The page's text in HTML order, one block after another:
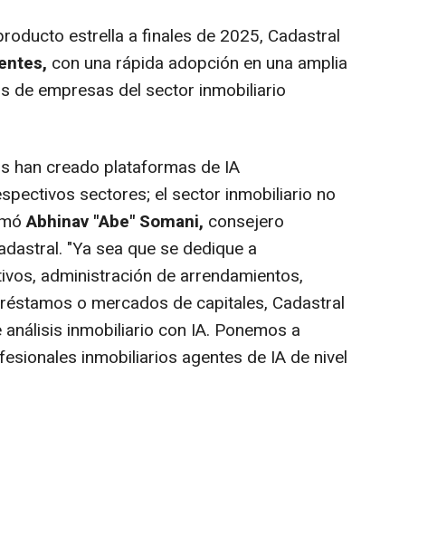
estrella a finales de 2025, Cadastral
con una rápida adopción en una amplia
de empresas del sector inmobiliario
han creado plataformas de IA
sectores; el sector inmobiliario no
Abhinav "Abe" Somani, consejero
"Ya sea que se dedique a
administración de arrendamientos,
o mercados de capitales, Cadastral
inmobiliario con IA. Ponemos a
inmobiliarios agentes de IA de nivel